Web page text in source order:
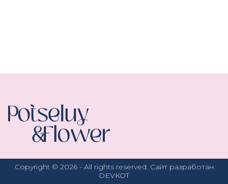
Copyright © 2026- All rights reserved. Сайт разработан
DEVKOT